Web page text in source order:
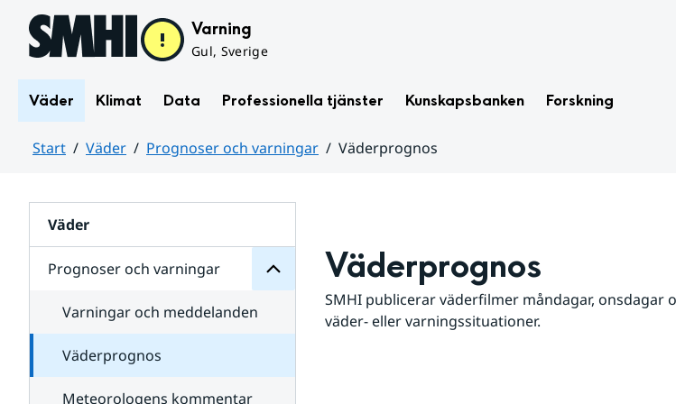
Hoppa till sidans innehåll Varning
Gul, Sverige
Väder Klimat Data Professionella tjänster Kunskapsbanken Forskning
Start Väder Prognoser och varningar
Väderprognos
Väder
Prognoser och varningar
för
varningar
Varningar och meddelanden
Väderprognos
Meteorologens kommentar
Väderprognos
SMHI publicerar väderfilmer måndagar, onsdagar
väder- eller varningssituationer.